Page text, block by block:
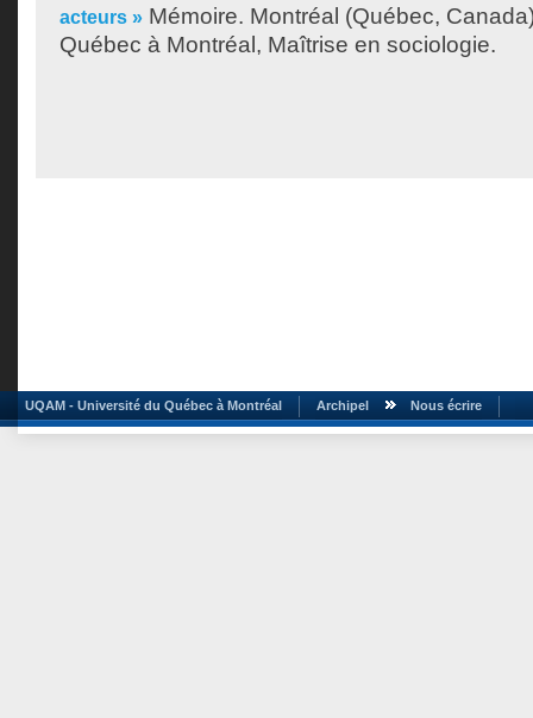
acteurs » Mémoire. Montréal (Québec,
Québec à Montréal, Maîtrise en sociologie.
UQAM - Université du Québec à Montréal Archipel Nous écrire